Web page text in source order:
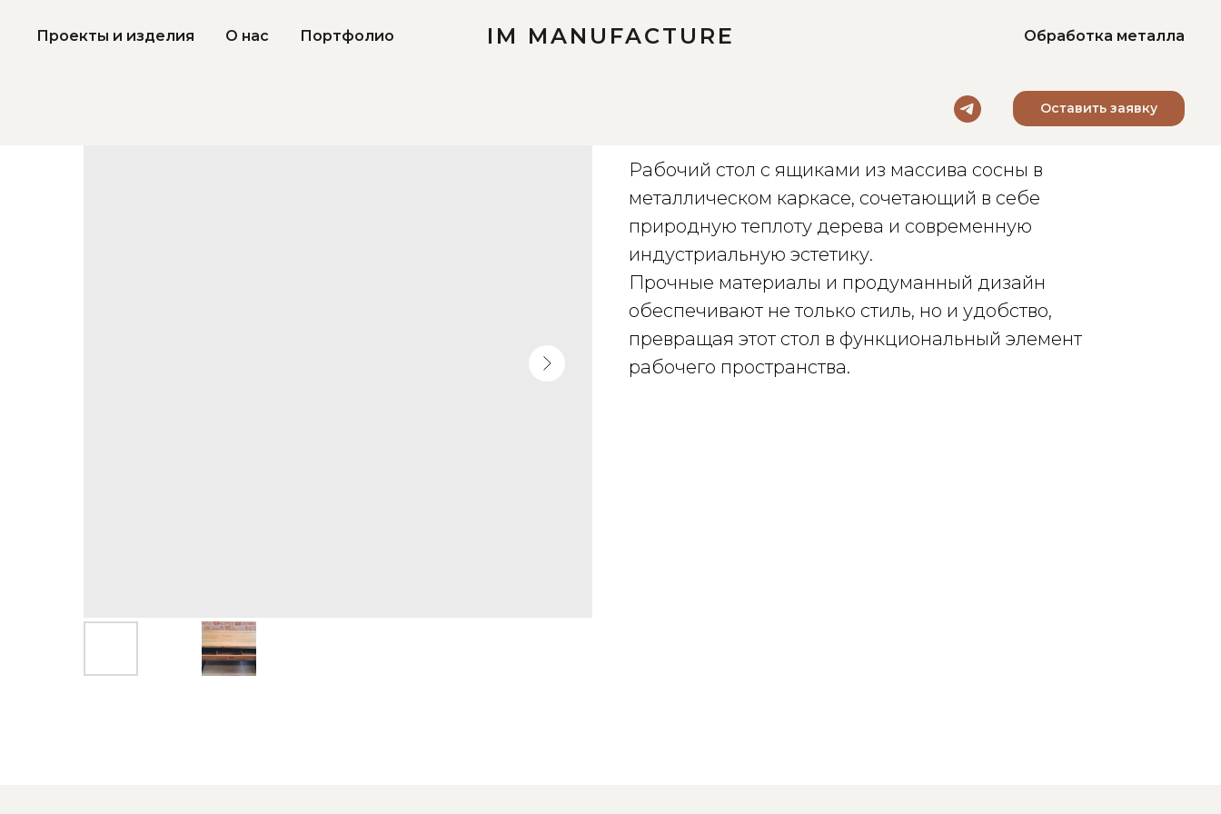
IM MANUFACTURE
Проекты и изделия О нас Портфолио Обработка металла
Оставить заявку
Рабочий стол с ящиками из массива сосны в
металлическом каркасе, сочетающий в себе
природную теплоту дерева и современную
индустриальную эстетику.
Прочные материалы и продуманный дизайн
обеспечивают не только стиль, но и удобство,
превращая этот стол в функциональный элемент
рабочего пространства.